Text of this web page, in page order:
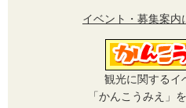
イベント・募集案内
観光に関するイ
「かんこうみえ」